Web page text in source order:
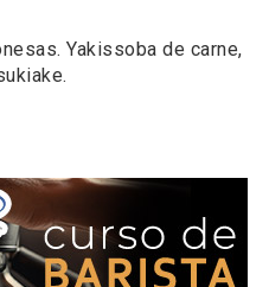
Yakissoba de carne,